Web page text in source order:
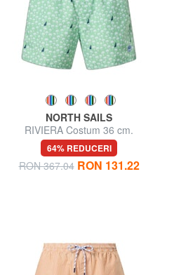
NORTH SAILS
RIVIERA Costum 36 cm.
64% REDUCERI
RON 367.04 RON 131.22